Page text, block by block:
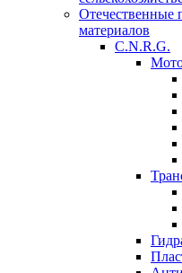
Отечественные
материалов
C.N.R.G.